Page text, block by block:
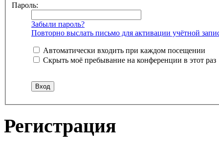
Пароль:
Забыли пароль?
Повторно выслать письмо для активации учётной
Автоматически входить при каждом посещении
Скрыть моё пребывание на конференции в этот раз
Регистрация